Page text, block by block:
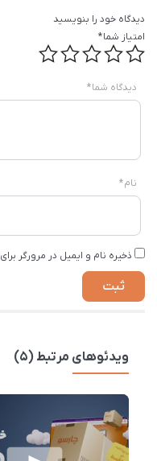
دیدگاه خود را بنویسید
امتیاز شما*
دیدگاه شما*
نام*
ذخیره نام و ایمیل در مرورگر
ویدئوهای مرتبط (5)